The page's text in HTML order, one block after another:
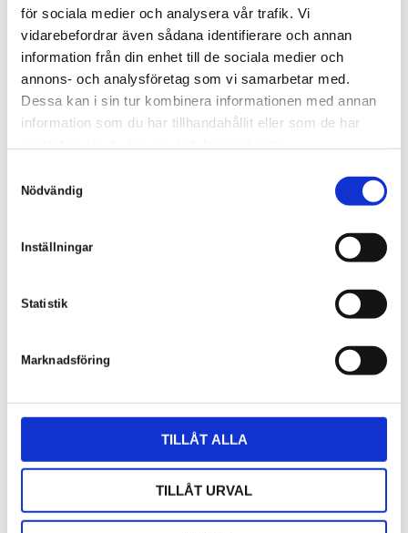
för sociala medier och analysera vår trafik. Vi
vidarebefordrar även sådana identifierare och annan
information från din enhet till de sociala medier och
annons- och analysföretag som vi samarbetar med.
Dessa kan i sin tur kombinera informationen med annan
information som du har tillhandahållit eller som de har
Nödvändig
Inställningar
Statistik
Marknadsföring
TILLÅT ALLA
TILLÅT URVAL
Täppan 7 LSS
2024,
Falkenberg
Arkitektur, Besiktning, Bygg- och projektledning,
Konstruktion, Kontrollansvarig enl PBL,